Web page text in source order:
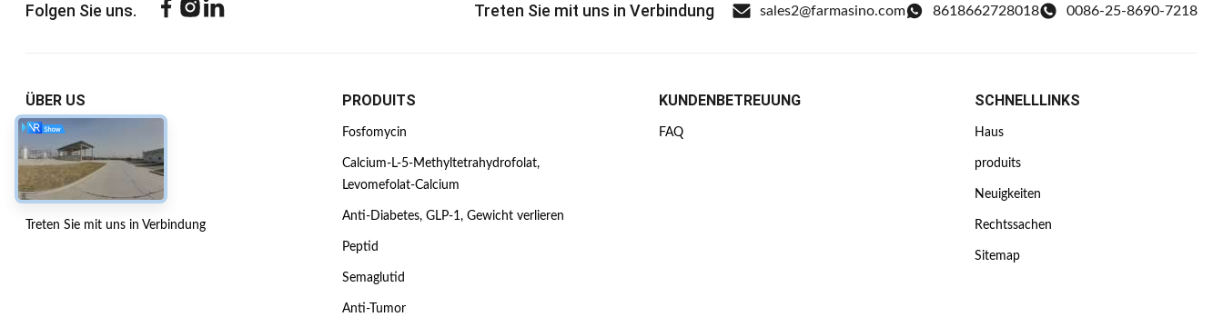
Folgen Sie uns. Treten Sie mit uns in Verbindung sales2@farmasino.com 8618662728018 0086-25-8690-7218
ÜBER US
Unternehmensprofil
Werksbesichtigung
Qualitätskontrolle
Treten Sie mit uns in Verbindung
PRODUITS
Fosfomycin
Calcium-L-5-Methyltetrahydrofolat,
Levomefolat-Calcium
Anti-Diabetes, GLP-1, Gewicht verlieren
Peptid
Semaglutid
Anti-Tumor
KUNDENBETREUUNG
FAQ
SCHNELLLINKS
Haus
produits
Neuigkeiten
Rechtssachen
Sitemap